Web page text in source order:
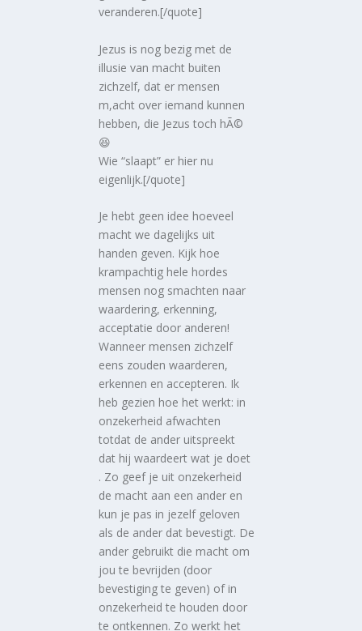
veranderen.[/quote]
Jezus is nog bezig met de
illusie van macht buiten
zichzelf, dat er mensen
m,acht over iemand kunnen
hebben, die Jezus toch hÃ©
😆
Wie “slaapt” er hier nu
eigenlijk.[/quote]
Je hebt geen idee hoeveel
macht we dagelijks uit
handen geven. Kijk hoe
krampachtig hele hordes
mensen nog smachten naar
waardering, erkenning,
acceptatie door anderen!
Wanneer mensen zichzelf
eens zouden waarderen,
erkennen en accepteren. Ik
heb gezien hoe het werkt: in
onzekerheid afwachten
totdat de ander uitspreekt
dat hij waardeert wat je doet
. Zo geef je uit onzekerheid
de macht aan een ander en
kun je pas in jezelf geloven
als de ander dat bevestigt. De
ander gebruikt die macht om
jou te bevrijden (door
bevestiging te geven) of in
onzekerheid te houden door
te ontkennen. Zo werkt het